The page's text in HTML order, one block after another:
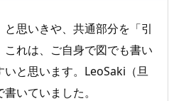
思いきや、共通部分を「引
れは、ご自身で図でも書い
と思います。LeoSaki（旦
いていました。